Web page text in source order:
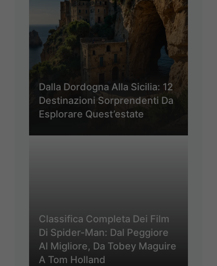
Dalla Dordogna Alla Sicilia: 12
Destinazioni Sorprendenti Da
Esplorare Quest’estate
Classifica Completa Dei Film
Di Spider-Man: Dal Peggiore
Al Migliore, Da Tobey Maguire
A Tom Holland